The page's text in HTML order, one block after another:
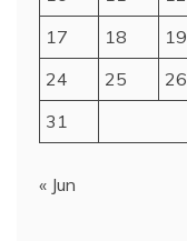
17
18 19
24
25 26
31
« Jun